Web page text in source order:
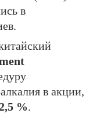
в
в акции,
%.